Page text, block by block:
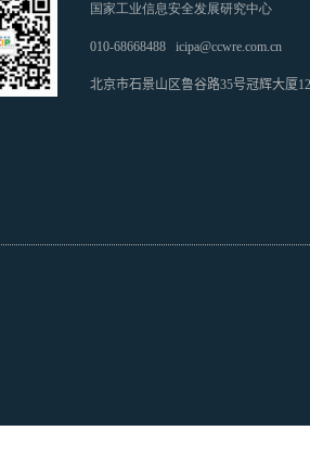
国家工业信息安全发展研究中心
010-68668488 icipa@ccwre.com.cn
北京市石景山区鲁谷路35号冠辉大厦